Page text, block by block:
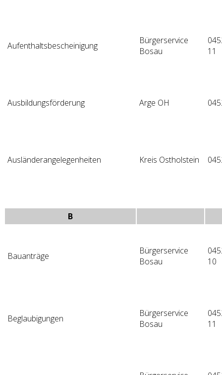
Aufenthaltsbescheinigung
Bürgerservice
Bosau
11
Ausbildungsförderung Arge OH
Ausländerangelegenheiten Kreis Ostholstein
B
Bauanträge
Bürgerservice
Bosau
10
Beglaubigungen
Bürgerservice
Bosau
11